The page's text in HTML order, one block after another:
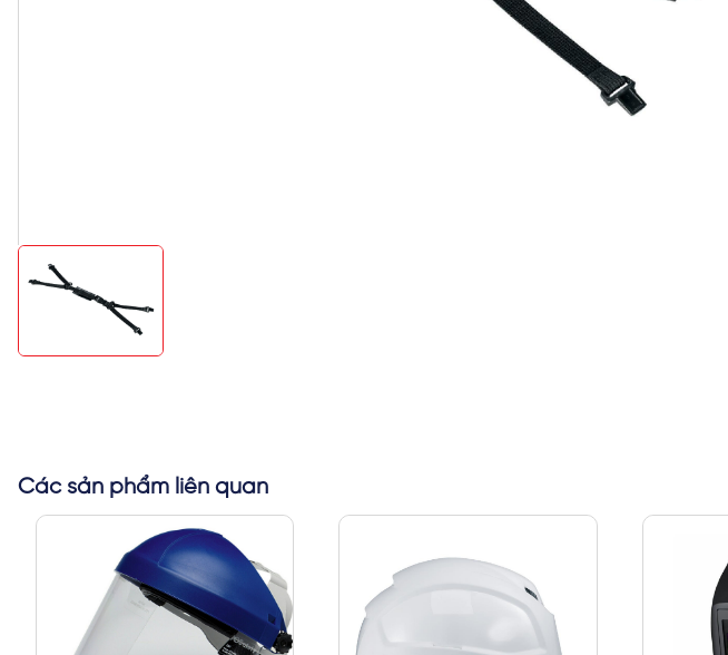
Các sản phẩm liên quan